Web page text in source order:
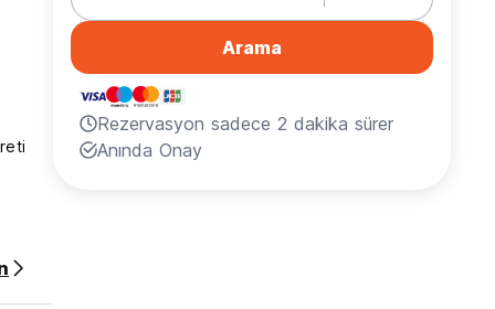
Arama
Rezervasyon sadece 2 dakika sürer
Anında Onay